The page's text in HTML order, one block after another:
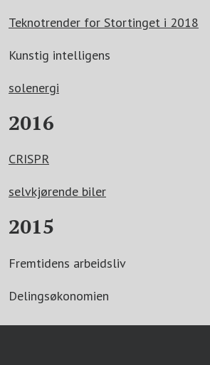
Teknotrender for Stortinget i 2018
Kunstig intelligens
solenergi
2016
CRISPR
selvkjørende biler
2015
Fremtidens arbeidsliv
Delingsøkonomien